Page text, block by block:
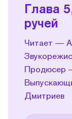
Глава
ручей
Читает —
Продюсер
Дмитриев